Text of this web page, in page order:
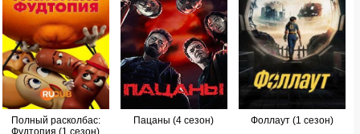
Полный расколбас:
Фудтопия (1 сезон)
Пацаны (4 сезон) Фоллаут (1 сезон)